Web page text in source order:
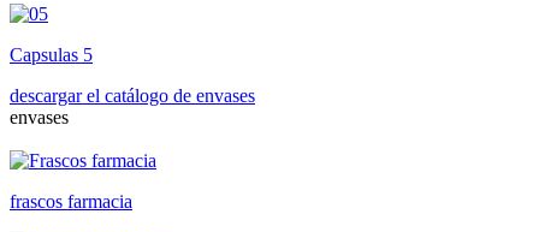
Capsulas 5
descargar el catálogo de envases
envases
frascos farmacia